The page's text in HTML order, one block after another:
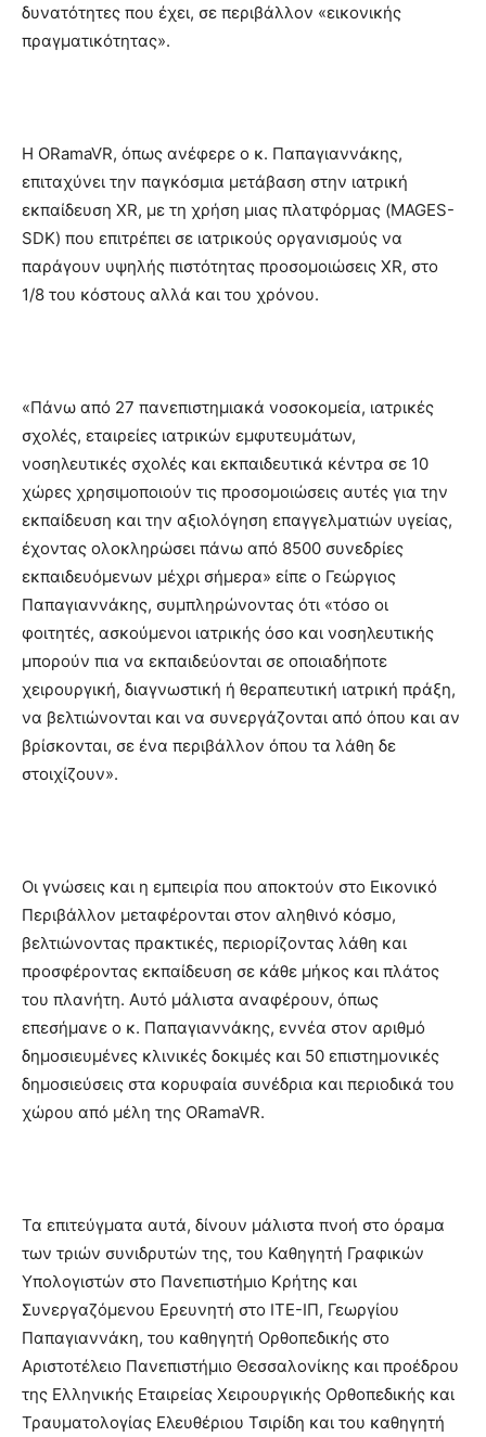
δυνατότητες που έχει, σε περιβάλλον «εικονικής
πραγματικότητας».
Η ORamaVR, όπως ανέφερε ο κ. Παπαγιαννάκης,
επιταχύνει την παγκόσμια μετάβαση στην ιατρική
εκπαίδευση XR, με τη χρήση μιας πλατφόρμας (MAGES-
SDK) που επιτρέπει σε ιατρικούς οργανισμούς να
παράγουν υψηλής πιστότητας προσομοιώσεις XR, στο
1/8 του κόστους αλλά και του χρόνου.
«Πάνω από 27 πανεπιστημιακά νοσοκομεία, ιατρικές
σχολές, εταιρείες ιατρικών εμφυτευμάτων,
νοσηλευτικές σχολές και εκπαιδευτικά κέντρα σε 10
χώρες χρησιμοποιούν τις προσομοιώσεις αυτές για την
εκπαίδευση και την αξιολόγηση επαγγελματιών υγείας,
έχοντας ολοκληρώσει πάνω από 8500 συνεδρίες
εκπαιδευόμενων μέχρι σήμερα» είπε ο Γεώργιος
Παπαγιαννάκης, συμπληρώνοντας ότι «τόσο οι
φοιτητές, ασκούμενοι ιατρικής όσο και νοσηλευτικής
μπορούν πια να εκπαιδεύονται σε οποιαδήποτε
χειρουργική, διαγνωστική ή θεραπευτική ιατρική πράξη,
να βελτιώνονται και να συνεργάζονται από όπου και αν
βρίσκονται, σε ένα περιβάλλον όπου τα λάθη δε
στοιχίζουν».
Οι γνώσεις και η εμπειρία που αποκτούν στο Εικονικό
Περιβάλλον μεταφέρονται στον αληθινό κόσμο,
βελτιώνοντας πρακτικές, περιορίζοντας λάθη και
προσφέροντας εκπαίδευση σε κάθε μήκος και πλάτος
του πλανήτη. Αυτό μάλιστα αναφέρουν, όπως
επεσήμανε ο κ. Παπαγιαννάκης, εννέα στον αριθμό
δημοσιευμένες κλινικές δοκιμές και 50 επιστημονικές
δημοσιεύσεις στα κορυφαία συνέδρια και περιοδικά του
χώρου από μέλη της ORamaVR.
Τα επιτεύγματα αυτά, δίνουν μάλιστα πνοή στο όραμα
των τριών συνιδρυτών της, του Καθηγητή Γραφικών
Υπολογιστών στο Πανεπιστήμιο Κρήτης και
Συνεργαζόμενου Ερευνητή στο ΙΤΕ-ΙΠ, Γεωργίου
Παπαγιαννάκη, του καθηγητή Ορθοπεδικής στο
Αριστοτέλειο Πανεπιστήμιο Θεσσαλονίκης και προέδρου
της Ελληνικής Εταιρείας Χειρουργικής Ορθοπεδικής και
Τραυματολογίας Ελευθέριου Τσιρίδη και του καθηγητή